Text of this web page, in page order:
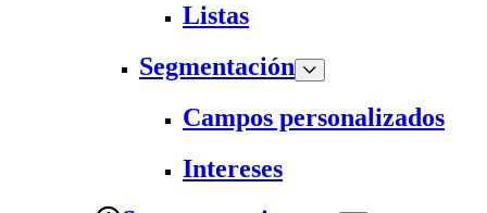
Listas
Segmentación
Campos personalizados
Intereses